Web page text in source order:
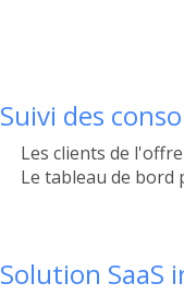
Suivi des
Les clients de
Le tableau de bord
Solution SaaS